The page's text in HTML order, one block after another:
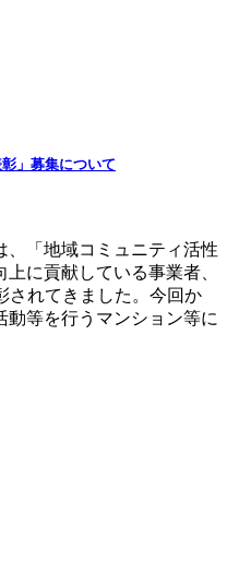
」募集について
、「地域コミュニティ活性
に貢献している事業者、
されてきました。今回か
動等を行うマンション等に